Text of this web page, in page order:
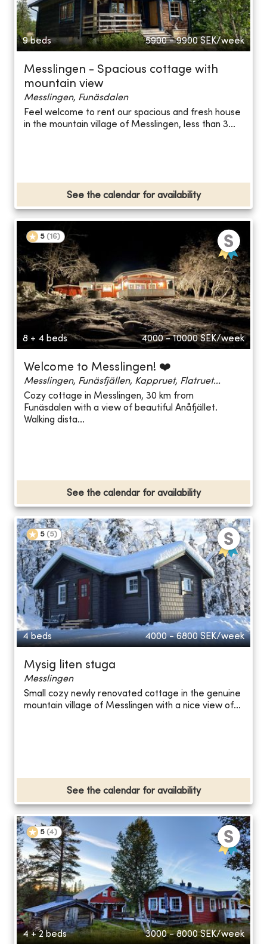
9 beds 5900 - 9900 SEK/week
Messlingen - Spacious cottage with
mountain view
Messlingen, Funäsdalen
Feel welcome to rent our spacious and fresh house
in the mountain village of Messlingen, less than 3...
See the calendar for availability
5 (16)
8 + 4 beds 4000 - 10000 SEK/week
Welcome to Messlingen! ❤️
Messlingen, Funäsfjällen, Kappruet, Flatruet...
Cozy cottage in Messlingen, 30 km from
Funäsdalen with a view of beautiful Anåfjället.
Walking dista...
See the calendar for availability
5 (5)
4 beds 4000 - 6800 SEK/week
Mysig liten stuga
Messlingen
Small cozy newly renovated cottage in the genuine
mountain village of Messlingen with a nice view of...
See the calendar for availability
5 (4)
4 + 2 beds 3000 - 8000 SEK/week